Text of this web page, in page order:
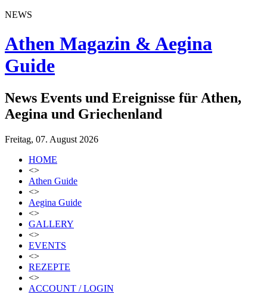
NEWS
Athen Magazin & Aegina
Guide
News Events und Ereignisse für Athen,
Aegina und Griechenland
Freitag, 07. August 2026
HOME
<>
Athen Guide
<>
Aegina Guide
<>
GALLERY
<>
EVENTS
<>
REZEPTE
<>
ACCOUNT / LOGIN